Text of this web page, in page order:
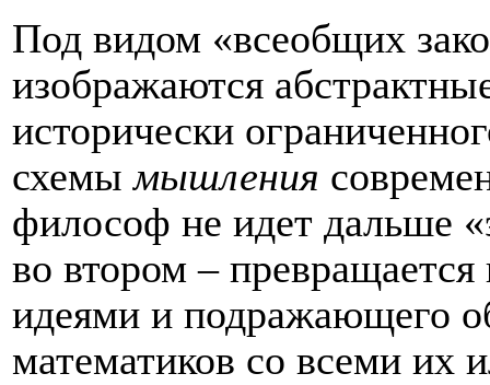
Под видом «всеобщих
изображаются
исторически
схемымышления
философ не идет дальше
во втором –
идеями и подражающего
математиков со всеми их